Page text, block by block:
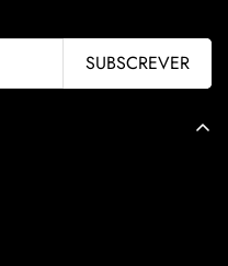
SUBSCREVER